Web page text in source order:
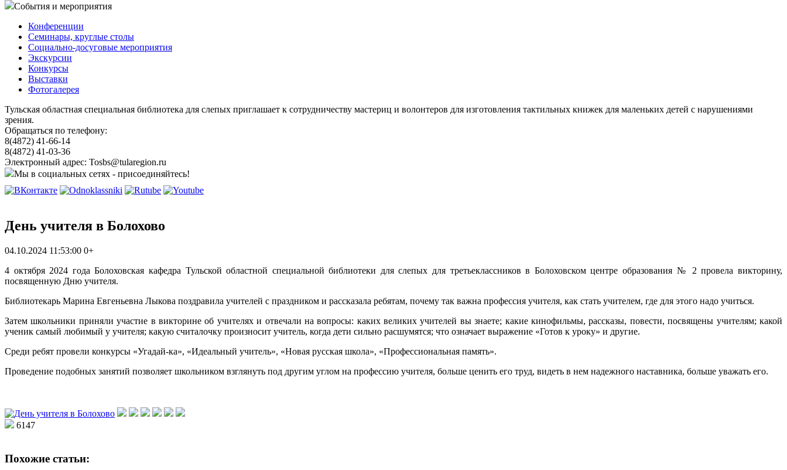
События и мероприятия
Конференции
Семинары, круглые столы
Социально-досуговые мероприятия
Экскурсии
Конкурсы
Выставки
Фотогалерея
Тульская областная специальная библиотека для слепых приглашает к сотрудничеству мастериц и волонтеров для изготовления тактильных книжек для маленьких детей с нарушениями
зрения.
Обращаться по телефону:
8(4872) 41-66-14
8(4872) 41-03-36
Электронный адрес: Tosbs@tularegion.ru
Мы в социальных сетях - присоединяйтесь!
День учителя в Болохово
04.10.2024 11:53:00 0+
4 октября 2024 года Болоховская кафедра Тульской областной специальной библиотеки для слепых для третьеклассников в Болоховском центре образования № 2 провела викторину,
посвященную Дню учителя.
Библиотекарь Марина Евгеньевна Лыкова поздравила учителей с праздником и рассказала ребятам, почему так важна профессия учителя, как стать учителем, где для этого надо учиться.
Затем школьники приняли участие в викторине об учителях и отвечали на вопросы: каких великих учителей вы знаете; какие кинофильмы, рассказы, повести, посвящены учителям; какой
ученик самый любимый у учителя; какую считалочку произносит учитель, когда дети сильно расшумятся; что означает выражение «Готов к уроку» и другие.
Среди ребят провели конкурсы «Угадай-ка», «Идеальный учитель», «Новая русская школа», «Профессиональная память».
Проведение подобных занятий позволяет школьником взглянуть под другим углом на профессию учителя, больше ценить его труд, видеть в нем надежного наставника, больше уважать его.
6147
Похожие статьи: